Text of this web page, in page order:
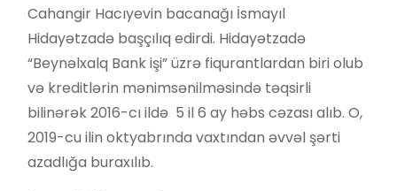
Cahangir Hacıyevin bacanağı İsmayıl
Hidayətzadə başçılıq edirdi. Hidayətzadə
“Beynəlxalq Bank işi” üzrə fiqurantlardan biri olub
və kreditlərin mənimsənilməsində təqsirli
bilinərək 2016-cı ildə 5 il 6 ay həbs cəzası alıb. O,
2019-cu ilin oktyabrında vaxtından əvvəl şərti
azadlığa buraxılıb.